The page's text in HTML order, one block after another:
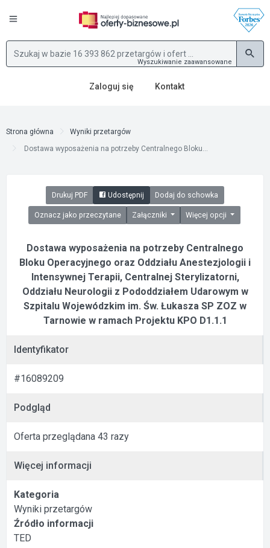
Wyszukiwanie zaawansowane
Zaloguj się Kontakt
Strona główna
Wyniki przetargów
Dostawa wyposażenia na potrzeby Centralnego Bloku...
Drukuj PDF Udostępnij Dodaj do schowka
Oznacz jako przeczytane Załączniki Więcej opcji
Dostawa wyposażenia na potrzeby Centralnego
Bloku Operacyjnego oraz Oddziału Anestezjologii i
Intensywnej Terapii, Centralnej Sterylizatorni,
Oddziału Neurologii z Pododdziałem Udarowym w
Szpitalu Wojewódzkim im. Św. Łukasza SP ZOZ w
Tarnowie w ramach Projektu KPO D1.1.1
Identyfikator
#16089209
Podgląd
Oferta przeglądana 43 razy
Więcej informacji
Kategoria
Wyniki przetargów
Źródło informacji
TED